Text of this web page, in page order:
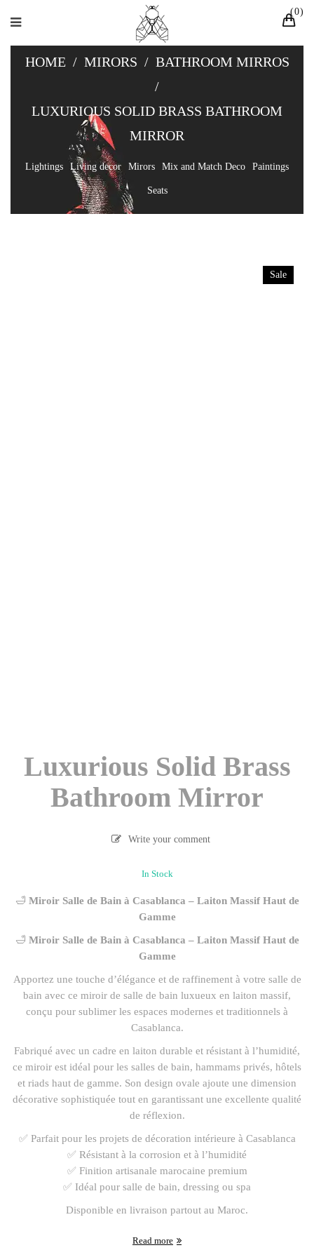
0
HOME / MIRORS / BATHROOM MIRROS
/
LUXURIOUS SOLID BRASS BATHROOM
MIRROR
Lightings Living decor Mirors Mix and Match Deco Paintings
Seats
Sale
Luxurious Solid Brass
Bathroom Mirror
Write your comment
In Stock
🛁 Miroir Salle de Bain à Casablanca – Laiton Massif Haut de
Gamme
🛁 Miroir Salle de Bain à Casablanca – Laiton Massif Haut de
Gamme
Apportez une touche d’élégance et de raffinement à votre salle de
bain avec ce miroir de salle de bain luxueux en laiton massif,
conçu pour sublimer les espaces modernes et traditionnels à
Casablanca.
Fabriqué avec un cadre en laiton durable et résistant à l’humidité,
ce miroir est idéal pour les salles de bain, hammams privés, hôtels
et riads haut de gamme. Son design ovale ajoute une dimension
décorative sophistiquée tout en garantissant une excellente qualité
de réflexion.
✅ Parfait pour les projets de décoration intérieure à Casablanca
✅ Résistant à la corrosion et à l’humidité
✅ Finition artisanale marocaine premium
✅ Idéal pour salle de bain, dressing ou spa
Disponible en livraison partout au Maroc.
Read more